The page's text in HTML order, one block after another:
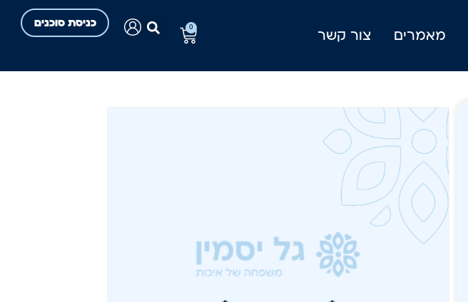
מאמרים צור קשר
כניסת סוכנים 0